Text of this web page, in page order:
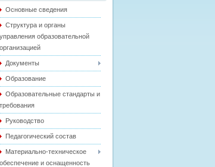
Основные сведения
Структура и органы
управления образовательной
организацией
Документы
Образование
Образовательные стандарты и
требования
Руководство
Педагогический состав
Материально-техническое
обеспечение и оснащенность